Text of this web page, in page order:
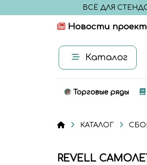
ВСЁ ДЛЯ
Новости
Каталог
Торговые ряды
КАТАЛОГ
REVELL